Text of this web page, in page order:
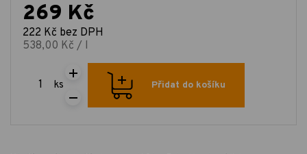
269 Kč
222 Kč bez DPH
538,00 Kč / l
ks Přidat do košíku